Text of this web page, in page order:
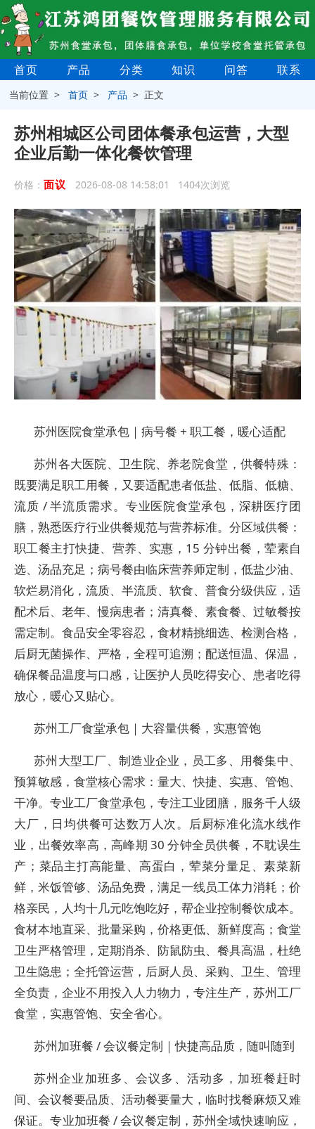
首页 产品 分类 知识 问答 联系
当前位置 >首页 > 产品 > 正文
苏州相城区公司团体餐承包运营，大型
企业后勤一体化餐饮管理
价格： 面议 2026-08-08 14:58:01 1404次浏览
苏州医院食堂承包｜病号餐 + 职工餐，暖心适配
苏州各大医院、卫生院、养老院食堂，供餐特殊：
既要满足职工用餐，又要适配患者低盐、低脂、低糖、
流质 / 半流质需求。专业医院食堂承包，深耕医疗团
膳，熟悉医疗行业供餐规范与营养标准。分区域供餐：
职工餐主打快捷、营养、实惠，15 分钟出餐，荤素自
选、汤品充足；病号餐由临床营养师定制，低盐少油、
软烂易消化，流质、半流质、软食、普食分级供应，适
配术后、老年、慢病患者；清真餐、素食餐、过敏餐按
需定制。食品安全零容忍，食材精挑细选、检测合格，
后厨无菌操作、严格，全程可追溯；配送恒温、保温，
确保餐品温度与口感，让医护人员吃得安心、患者吃得
放心，暖心又贴心。
苏州工厂食堂承包｜大容量供餐，实惠管饱
苏州大型工厂、制造业企业，员工多、用餐集中、
预算敏感，食堂核心需求：量大、快捷、实惠、管饱、
干净。专业工厂食堂承包，专注工业团膳，服务千人级
大厂，日均供餐可达数万人次。后厨标准化流水线作
业，出餐效率高，高峰期 30 分钟全员供餐，不耽误生
产；菜品主打高能量、高蛋白，荤菜分量足、素菜新
鲜，米饭管够、汤品免费，满足一线员工体力消耗；价
格亲民，人均十几元吃饱吃好，帮企业控制餐饮成本。
食材本地直采、批量采购，价格更低、新鲜度高；食堂
卫生严格管理，定期消杀、防鼠防虫、餐具高温，杜绝
卫生隐患；全托管运营，后厨人员、采购、卫生、管理
全负责，企业不用投入人力物力，专注生产，苏州工厂
食堂，实惠管饱、安全省心。
苏州加班餐 / 会议餐定制｜快捷高品质，随叫随到
苏州企业加班多、会议多、活动多，加班餐赶时
间、会议餐要品质、活动餐要量大，临时找餐麻烦又难
保证。专业加班餐 / 会议餐定制，苏州全域快速响应，